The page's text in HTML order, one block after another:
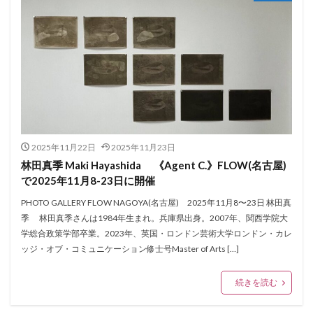
2025年11月22日 2025年11月23日
林田真季 Maki Hayashida​ 《Agent C.》FLOW(名古屋)
で2025年11月8-23日に開催
PHOTO GALLERY FLOW NAGOYA(名古屋) 2025年11月8〜23日 林田真
季 林田真季さんは1984年生まれ。兵庫県出身。2007年、関西学院大
学総合政策学部卒業。2023年、英国・ロンドン芸術大学ロンドン・カレ
ッジ・オブ・コミュニケーション修士号Master of Arts […]
続きを読む